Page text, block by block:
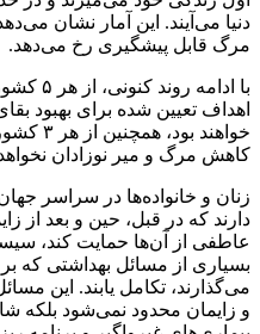
مرگ قابل پیشگیری رخ می‌دهد.
کاهش مرگ و میر نوزادان
زنان و خانواده‌ها در سراسر جهان
دارند که در قبل، حین و بعد از
عاطفی از آن‌ها حمایت کند،
بسیاری از مسائل بهداشتی که بر
می‌گذارند، تکامل یابند. این
و زایمان محدود نمی‌شود بلکه